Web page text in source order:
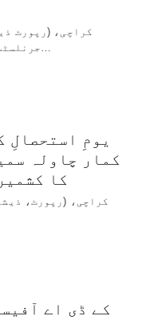
کراچی، (رپورٹ
جرنلسٹس ایسوسی ایشن آف سندھ (سجاس) کے وفد…
یومِ استحصالِ
کمار چاولہ
کا
کراچی، (رپورٹ،
کے ڈی اے